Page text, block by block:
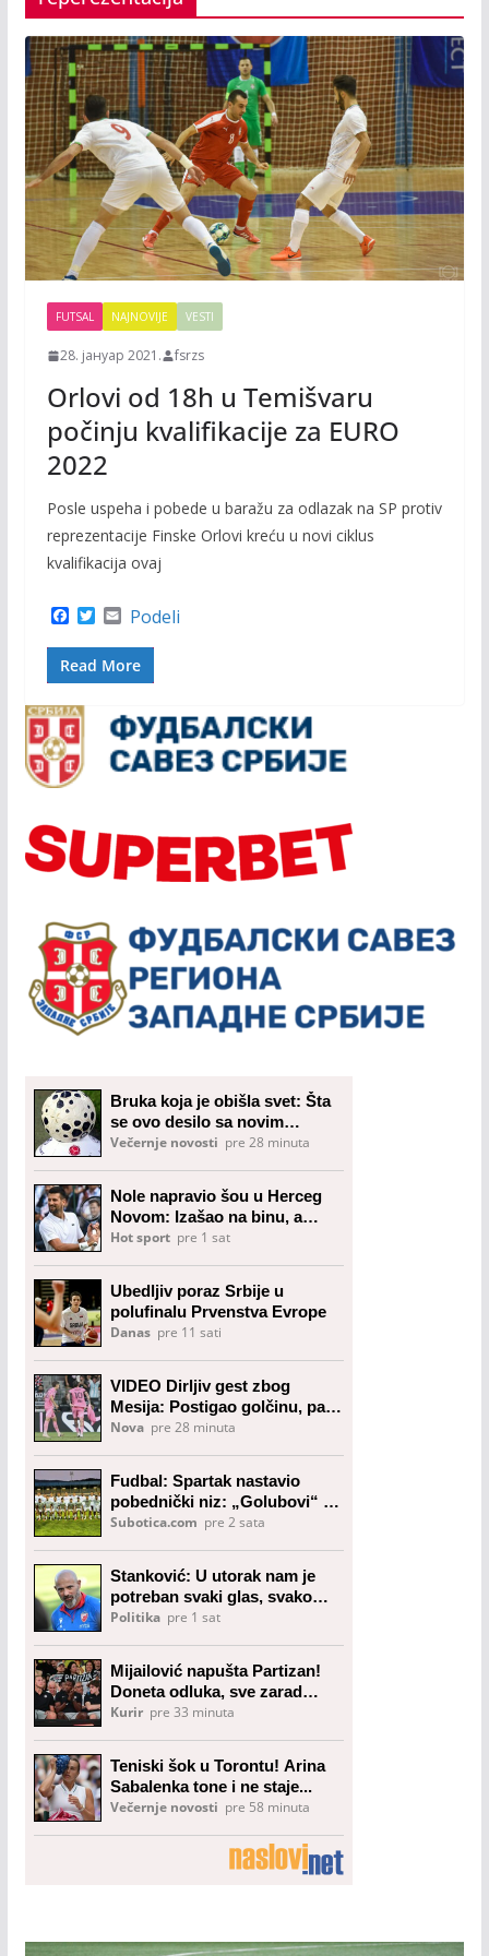
FUTSAL NAJNOVIJE VESTI
28. јануар 2021. fsrzs
Orlovi od 18h u Temišvaru
počinju kvalifikacije za EURO
2022
Posle uspeha i pobede u baražu za odlazak na SP protiv
reprezentacije Finske Orlovi kreću u novi ciklus
kvalifikacija ovaj
F
c
e
b
o
o
k
T
i
t
t
E
a
i
l
Podeli
Read More